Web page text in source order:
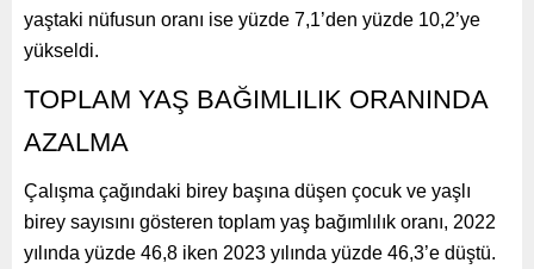
yaştaki nüfusun oranı ise yüzde 7,1’den yüzde 10,2’ye
yükseldi.
TOPLAM YAŞ BAĞIMLILIK ORANINDA
AZALMA
Çalışma çağındaki birey başına düşen çocuk ve yaşlı
birey sayısını gösteren toplam yaş bağımlılık oranı, 2022
yılında yüzde 46,8 iken 2023 yılında yüzde 46,3’e düştü.